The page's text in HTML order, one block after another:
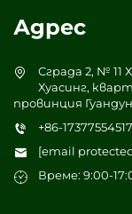
Адрес
Сграда 2, № 11
Хуасинг,
провинция Гуандун
+86-17377554517
[email
Време: 9:00-